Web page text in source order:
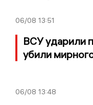
06/08 13:51
ВСУ ударили
убили
06/08 13:48